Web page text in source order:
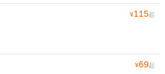
¥115起
¥69起